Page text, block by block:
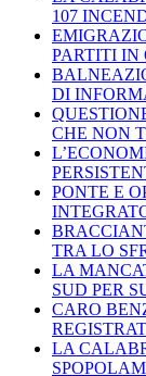
107
PARTITI IN
DI
CHE NON
PONTE E
TRA LO
LA
SUD PER
CARO
LA